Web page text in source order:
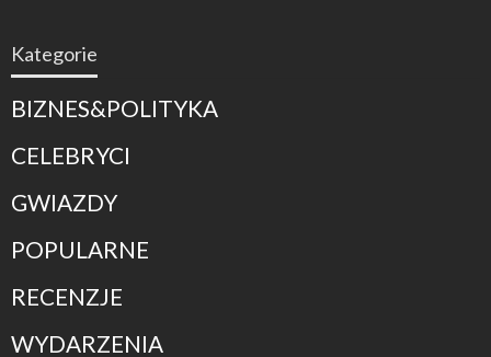
Kategorie
BIZNES&POLITYKA
CELEBRYCI
GWIAZDY
POPULARNE
RECENZJE
WYDARZENIA